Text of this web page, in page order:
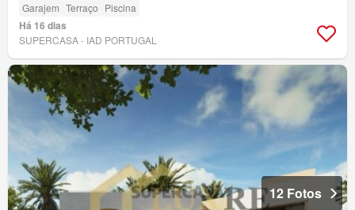
Garajem Terraço Piscina
Há 16 dias
SUPERCASA - IAD PORTUGAL
12 Fotos